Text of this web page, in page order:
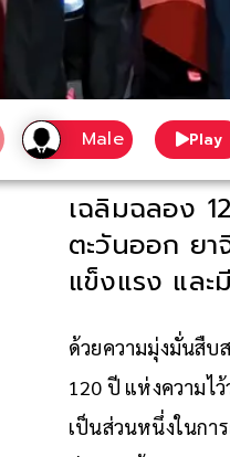
Play
เฉลิมฉลอง
ตะวันออก ย
แข็งแรง แล
ด้วยความมุ่งมั่นสืบ
120 ปี แห่งความไ
เป็นส่วนหนึ่งในกา